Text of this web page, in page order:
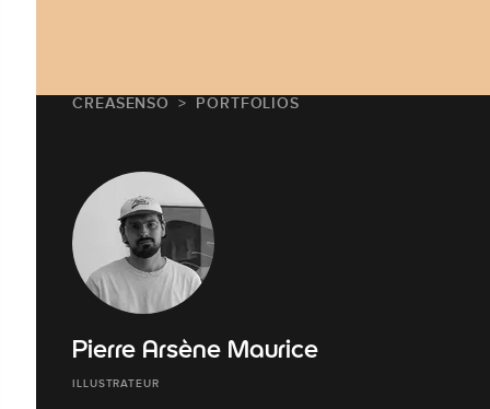
CREASENSO PORTFOLIOS
Pierre Arsène Maurice
ILLUSTRATEUR